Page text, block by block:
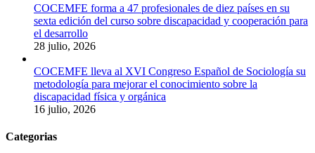
COCEMFE forma a 47 profesionales de diez países en su
sexta edición del curso sobre discapacidad y cooperación para
el desarrollo
28 julio, 2026
COCEMFE lleva al XVI Congreso Español de Sociología su
metodología para mejorar el conocimiento sobre la
discapacidad física y orgánica
16 julio, 2026
Categorias